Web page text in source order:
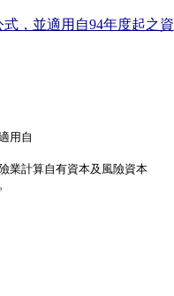
，並適用自94年度起之資
用自
業計算自有資本及風險資本